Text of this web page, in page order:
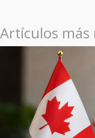
Artículos más